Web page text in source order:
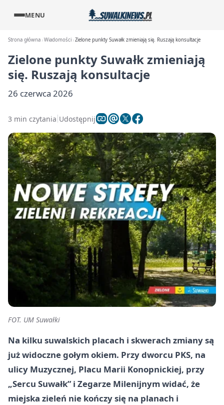
MENU
Strona główna Wiadomości Zielone punkty Suwałk zmieniają się. Ruszają konsultacje
Zielone punkty Suwałk zmieniają
się. Ruszają konsultacje
26 czerwca 2026
3 min czytania Udostępnij
FOT. UM Suwałki
Na kilku suwalskich placach i skwerach zmiany są
już widoczne gołym okiem. Przy dworcu PKS, na
ulicy Muzycznej, Placu Marii Konopnickiej, przy
„Sercu Suwałk” i Zegarze Milenijnym widać, że
miejska zieleń nie kończy się na planach i